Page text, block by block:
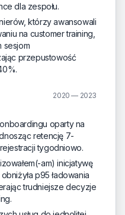
dla zespołu.
którzy awansowali
na customer training,
sesjom
przepustowość
2020 — 2023
oparty na
retencję 7-
tygodniowo.
am) inicjatywę
p95 ładowania
trudniejsze decyzje